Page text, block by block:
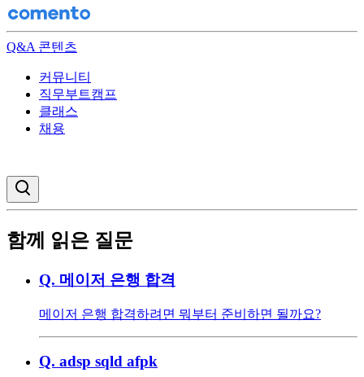
Q&A 콘텐츠
커뮤니티
직무부트캠프
클래스
채용
함께 읽은 질문
Q. 메이저 은행 합격
메이저 은행 합격하려면 뭐부터 준비하면 될까요?
Q. adsp sqld afpk